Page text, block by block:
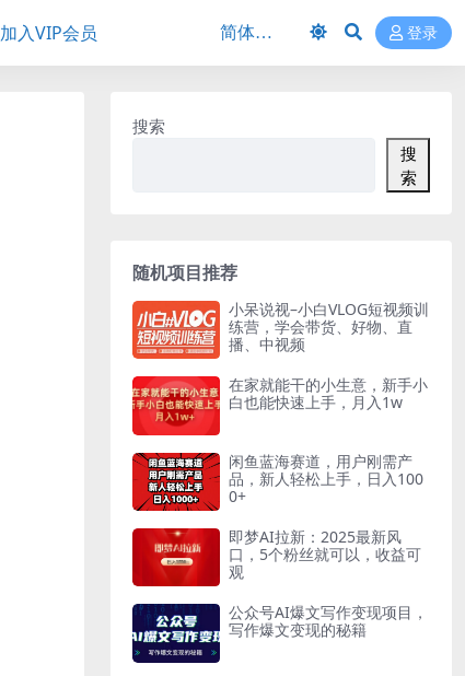
加入VIP会员 登录
搜索
搜
索
随机项目推荐
小呆说视–小白VLOG短视频训
练营，学会带货、好物、直
播、中视频
在家就能干的小生意，新手小
白也能快速上手，月入1w
闲鱼蓝海赛道，用户刚需产
品，新人轻松上手，日入100
0+
即梦AI拉新：2025最新风
口，5个粉丝就可以，收益可
观
公众号AI爆文写作变现项目，
写作爆文变现的秘籍